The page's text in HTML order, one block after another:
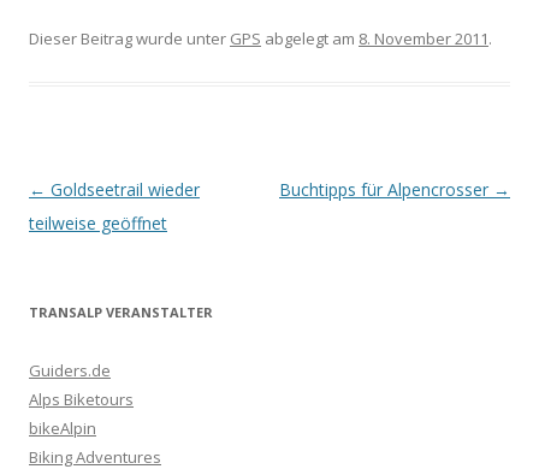
Dieser Beitrag wurde unter GPS abgelegt am 8. November 2011.
Artikel-
Navigation
← Goldseetrail wieder
teilweise geöffnet
Buchtipps für Alpencrosser →
TRANSALP VERANSTALTER
Guiders.de
Alps Biketours
bikeAlpin
Biking Adventures